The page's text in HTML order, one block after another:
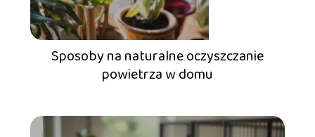
Sposoby na naturalne oczyszczanie
powietrza w domu